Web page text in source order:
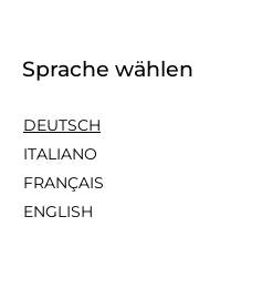
Sprache wählen
DEUTSCH
ITALIANO
FRANÇAIS
ENGLISH